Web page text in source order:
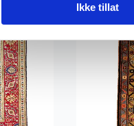
Ikke tillat